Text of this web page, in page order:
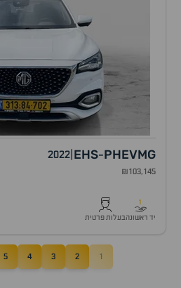
MG
EHS-PHEV
2022
₪103,145
1
יד ראשונהבעלות פרטית
1
2
3
4
5